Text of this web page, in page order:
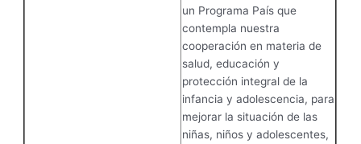
un Programa País que
contempla nuestra
cooperación en materia de
salud, educación y
protección integral de la
infancia y adolescencia, para
mejorar la situación de las
niñas, niños y adolescentes,